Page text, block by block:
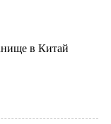
в Китай